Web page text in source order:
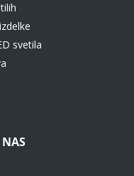
svetila
NAS